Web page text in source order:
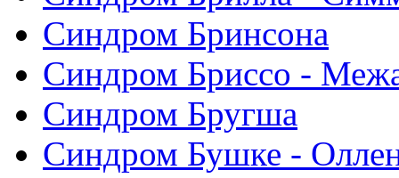
Синдром Бринсона
Синдром Бриссо -
Синдром Бругша
Синдром Бушке -